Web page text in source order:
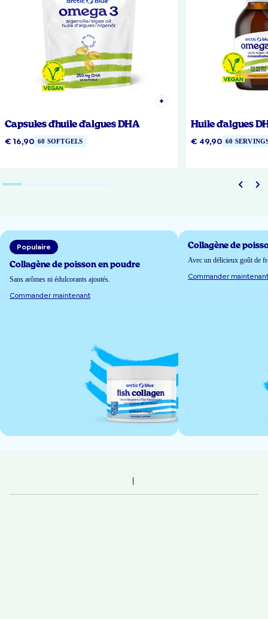
Capsules d'huile d'algues DHA
€ 16,90 60 SOFTGELS
Huile d'algues
€ 49,90 60
Populaire
Collagène de poisson en poudre
Sans arômes ni édulcorants ajoutés.
Commander maintenant
Collagène de
Avec un délicieux goût de
Commander maintenant